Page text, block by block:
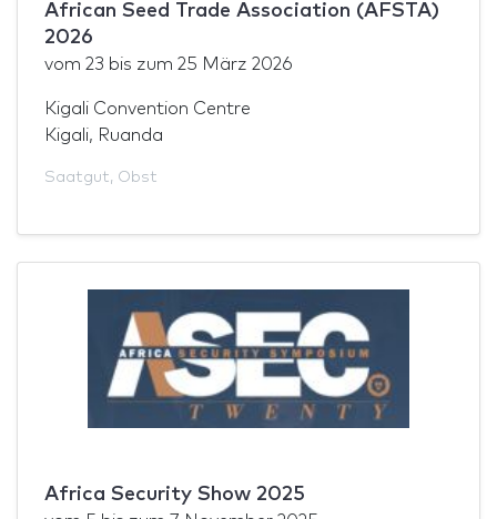
African Seed Trade Association (AFSTA)
2026
vom 23 bis zum 25 März 2026
Kigali Convention Centre
Kigali, Ruanda
Saatgut, Obst
Africa Security Show 2025